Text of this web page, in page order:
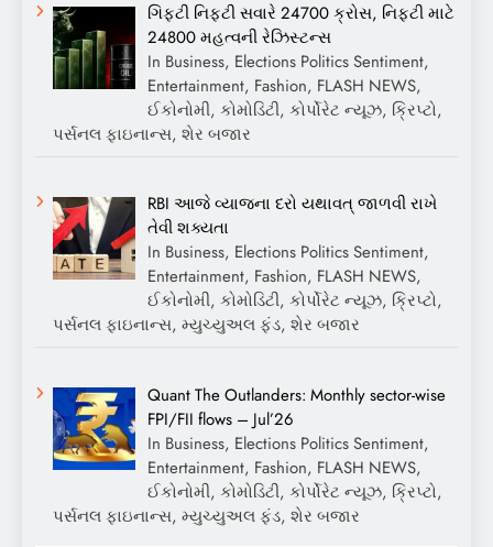
ગિફ્ટી નિફ્ટી સવારે 24700 ક્રોસ, નિફ્ટી માટે
24800 મહત્વની રેઝિસ્ટન્સ
In Business, Elections Politics Sentiment,
Entertainment, Fashion, FLASH NEWS,
ઈકોનોમી, કોમોડિટી, કોર્પોરેટ ન્યૂઝ, ક્રિપ્ટો,
પર્સનલ ફાઇનાન્સ, શેર બજાર
RBI આજે વ્યાજના દરો યથાવત્ જાળવી રાખે
તેવી શક્યતા
In Business, Elections Politics Sentiment,
Entertainment, Fashion, FLASH NEWS,
ઈકોનોમી, કોમોડિટી, કોર્પોરેટ ન્યૂઝ, ક્રિપ્ટો,
પર્સનલ ફાઇનાન્સ, મ્યુચ્યુઅલ ફંડ, શેર બજાર
Quant The Outlanders: Monthly sector-wise
FPI/FII flows – Jul’26
In Business, Elections Politics Sentiment,
Entertainment, Fashion, FLASH NEWS,
ઈકોનોમી, કોમોડિટી, કોર્પોરેટ ન્યૂઝ, ક્રિપ્ટો,
પર્સનલ ફાઇનાન્સ, મ્યુચ્યુઅલ ફંડ, શેર બજાર